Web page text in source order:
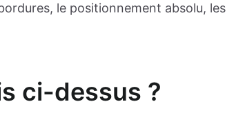
le positionnement absolu, les
ci-dessus ?